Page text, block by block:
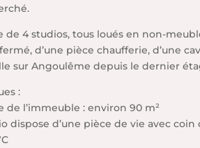
de 4 studios, tous loués en non-
d’une pièce chaufferie, d’une
sur Angoulême depuis le dernier
:
de l’immeuble : environ 90 m²
dispose d’une pièce de vie avec